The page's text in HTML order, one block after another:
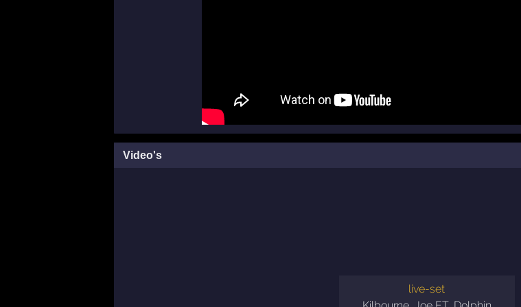
Video's
live-set